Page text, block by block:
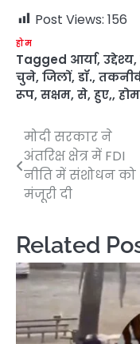
Post Views: 156
होम
Tagged आर्या, उद्देश्य,
चुने, जिलों, डॉ.,
रूप, सक्षम, से, हुए,, होम
Post
navigation
मोदी सरकार ने
अंतरिक्ष क्षेत्र में FDI
नीति में संशोधन को
मंजूरी दी
Related